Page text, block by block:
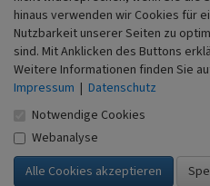
Wege zu Natur und
Meisenthaler Mühle in
Schlagwörter
Mühlengraben
Kapelle (Bauwerk)
Ort
hinaus verwenden wir Cookies für
Nutzbarkeit unserer Seiten zu
sind. Mit Anklicken des Buttons
Weitere Informationen finden Sie
Impressum | Datenschutz
Notwendige Cookies
Webanalyse